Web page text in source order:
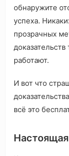
обнаружите
успеха.
прозрачных
работают.
И вот что
всё это